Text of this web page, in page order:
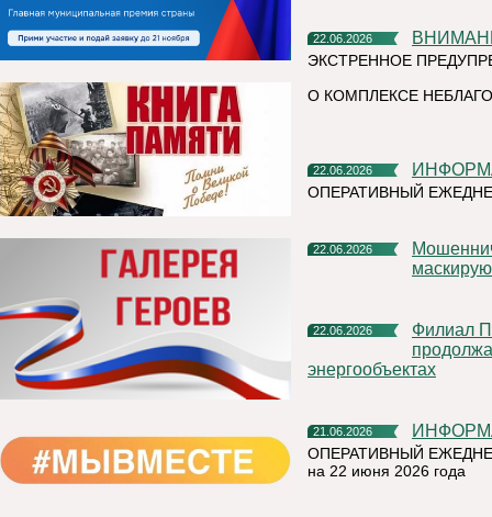
22.06.2026
ЭКСТРЕННОЕ
О КОМПЛЕКСЕ
22.06.2026
ОПЕРАТИВНЫЙ
22.06.2026
Мошенническая схема в мессенджерах: как аферисты
22.06.2026
Филиал ПАО «Россети Северо-Запад» в Республике Коми
энергообъектах
21.06.2026
ОПЕРАТИВНЫЙ
на 22 июня 2026 года